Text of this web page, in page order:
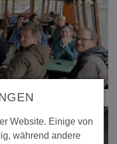
Website. Einige von
während andere